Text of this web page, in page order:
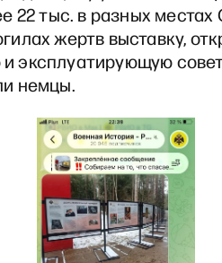
22 тыс. в разных
жертв выставку,
эксплуатирующую
немцы.